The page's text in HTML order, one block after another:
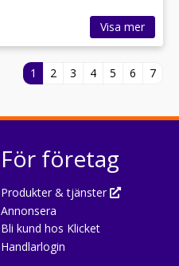
Visa mer
1 2 3 4 5 6 7
För företag
Produkter & tjänster
Annonsera
Bli kund hos Klicket
Handlarlogin